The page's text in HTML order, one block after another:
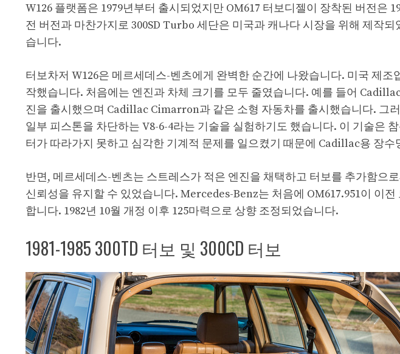
W126 플랫폼은 1979년부터 출시되었지만 OM617 터보디젤이 장착된 버전은
전 버전과 마찬가지로 300SD Turbo 세단은 미국과 캐나다 시장을 위해 제작되
습니다.
터보차저 W126은 메르세데스-벤츠에게 완벽한 순간에 나왔습니다. 미국 제조
작했습니다. 처음에는 엔진과 차체 크기를 모두 줄였습니다. 예를 들어
진을 출시했으며 Cadillac Cimarron과 같은 소형 자동차를 출시했습니다. 그
일부 피스톤을 차단하는 V8-6-4라는 기술을 실험하기도 했습니다. 이 기술은
터가 따라가지 못하고 심각한 기계적 문제를 일으켰기 때문에 Cadillac용 장
반면, 메르세데스-벤츠는 스트레스가 적은 엔진을 채택하고 터보를 추가함으
신뢰성을 유지할 수 있었습니다. Mercedes-Benz는 처음에 OM617.951이 이
합니다. 1982년 10월 개정 이후 125마력으로 상향 조정되었습니다.
1981-1985 300TD 터보 및 300CD 터보